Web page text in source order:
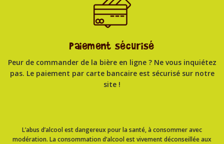
Paiement sécurisé
Peur de commander de la bière en ligne ? Ne vous inquiétez
pas. Le paiement par carte bancaire est sécurisé sur notre
site !
L’abus d’alcool est dangereux pour la santé, à consommer avec
modération. La consommation d’alcool est vivement déconseillée aux